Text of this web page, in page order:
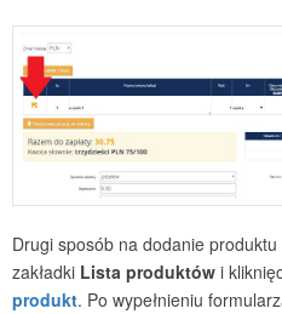
Drugi sposób na dodanie
zakładki Lista produktów i
produkt. Po wypełnieniu